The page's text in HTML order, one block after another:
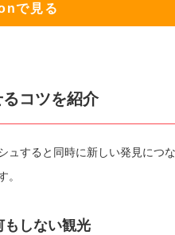
で見る
コツを紹介
ュすると同時に新しい発見につな
。
もしない観光